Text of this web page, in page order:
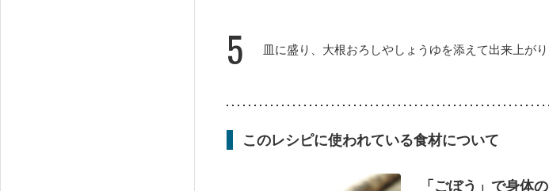
5 皿に盛り、大根おろしやしょうゆを添えて出来上がり
このレシピに使われている食材について
「ごぼう」で身体